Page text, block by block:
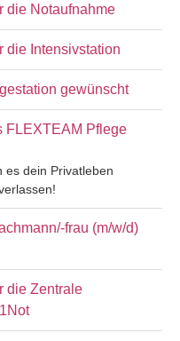
die Notaufnahme
die Intensivstation
gewünscht
FLEXTEAM Pflege
es dein Privatleben
frau (m/w/d)
die Zentrale